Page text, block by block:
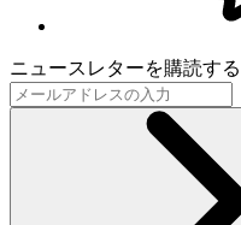
ニュースレターを購読する